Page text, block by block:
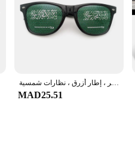
نظارات علم صغيرة مع ملصق المملكة العربية السعودية ، أبيض ، أسود ، أحمر ، إطار أزرق ، نظارات شمسية
MAD25.51